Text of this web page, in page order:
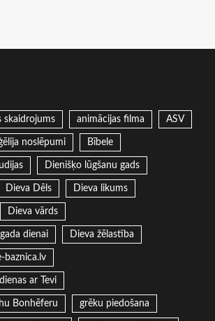
skaidrojums animācijas filma ASV
noslēpumi Bībele
Dienišķo lūgšanu gads
Dieva Dēls Dieva likums
Dieva vārds
dienai Dieva žēlastība
baznica.lv
ar Tevi
Bonhēferu grēku piedošana